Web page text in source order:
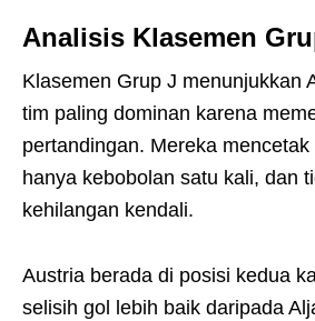
Analisis Klasemen
Klasemen Grup J menunjukkan
tim paling dominan karena
pertandingan. Mereka
hanya kebobolan satu kali, dan
kehilangan kendali.
Austria berada di posisi kedua
selisih gol lebih baik daripada